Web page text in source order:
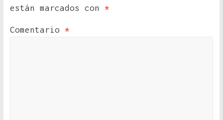
están marcados con *
Comentario *